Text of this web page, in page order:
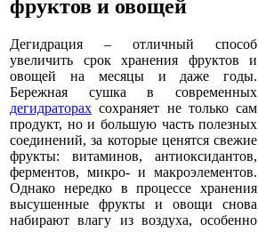
фруктов и овощей
Дегидрация – отличный способ
увеличить срок хранения фруктов и
овощей на месяцы и даже годы.
Бережная сушка в современных
дегидраторах сохраняет не только сам
продукт, но и большую часть полезных
соединений, за которые ценятся свежие
фрукты: витаминов, антиоксидантов,
ферментов, микро- и макроэлементов.
Однако нередко в процессе хранения
высушенные фрукты и овощи снова
набирают влагу из воздуха, особенно